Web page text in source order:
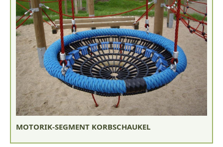
MOTORIK-SEGMENT KORBSCHAUKEL